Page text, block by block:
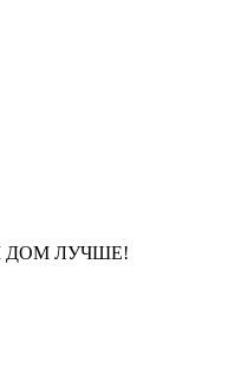
ДОМ ЛУЧШЕ!